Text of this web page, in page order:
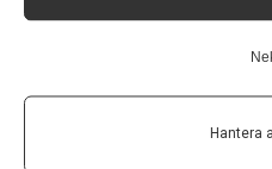
Hantera
tar diagnostik lång tid och